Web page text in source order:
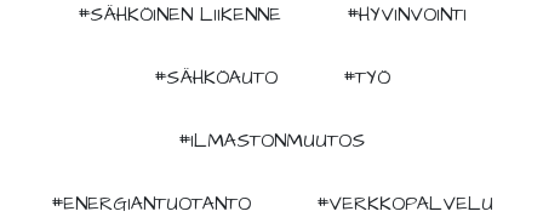
#SÄHKÖINEN LIIKENNE #HYVINVOINTI
#SÄHKÖAUTO #TYÖ
#ILMASTONMUUTOS
#ENERGIANTUOTANTO #VERKKOPALVELU